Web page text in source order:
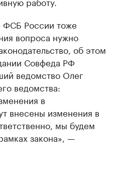
ФСБ России тоже
вопроса нужно
об этом
Совфеда РФ
ведомство Олег
ведомства:
в
внесены изменения в
мы будем
закона», —